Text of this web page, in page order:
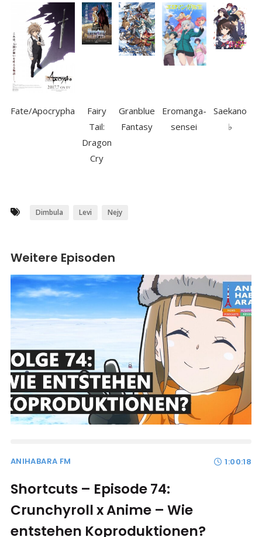
Fate/Apocrypha
Fairy
Tail:
Dragon
Cry
Granblue
Fantasy
Eromanga-
sensei
Saekano
♭
Dimbula Levi Nejy
Weitere Episoden
ANIHABARA FM 1:00:18
Shortcuts – Episode 74:
Crunchyroll x Anime – Wie
entstehen Koproduktionen?